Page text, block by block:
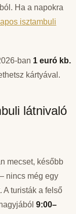
Ha a napokra
isztambuli
ban 1 euró kb.
kártyával.
látnivaló
mecset, később
nincs még egy
A turisták a felső
9:00–